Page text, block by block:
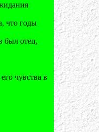
что годы
был отец,
чувства в